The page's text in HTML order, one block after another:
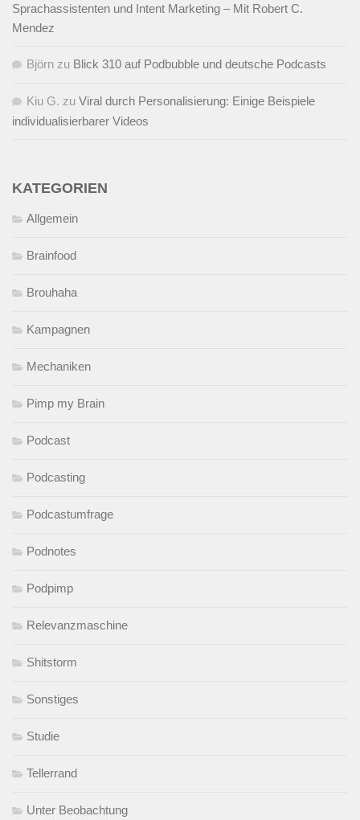
Sprachassistenten und Intent Marketing – Mit Robert C.
Mendez
Björn zu Blick 310 auf Podbubble und deutsche Podcasts
Kiu G. zu Viral durch Personalisierung: Einige Beispiele
individualisierbarer Videos
KATEGORIEN
Allgemein
Brainfood
Brouhaha
Kampagnen
Mechaniken
Pimp my Brain
Podcast
Podcasting
Podcastumfrage
Podnotes
Podpimp
Relevanzmaschine
Shitstorm
Sonstiges
Studie
Tellerrand
Unter Beobachtung